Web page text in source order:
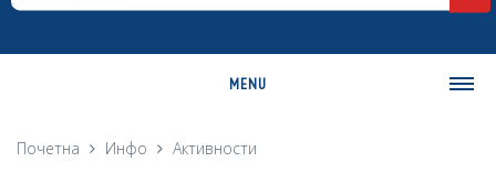
MENU
О ОПШТИНИ
Почетна Инфо Активности